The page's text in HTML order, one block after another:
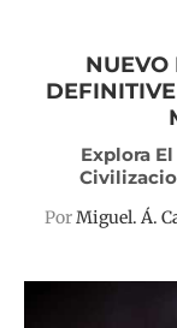
NUEVO
Explora
PorMiguel. Á.